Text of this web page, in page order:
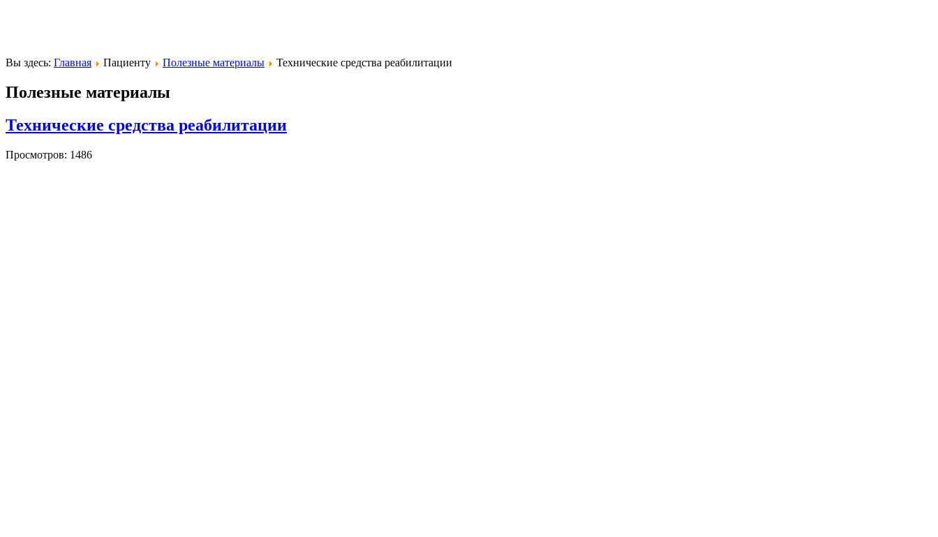
Вы здесь: Главная Пациенту Полезные материалы Технические средства реабилитации
Полезные материалы
Технические средства реабилитации
Просмотров: 1486